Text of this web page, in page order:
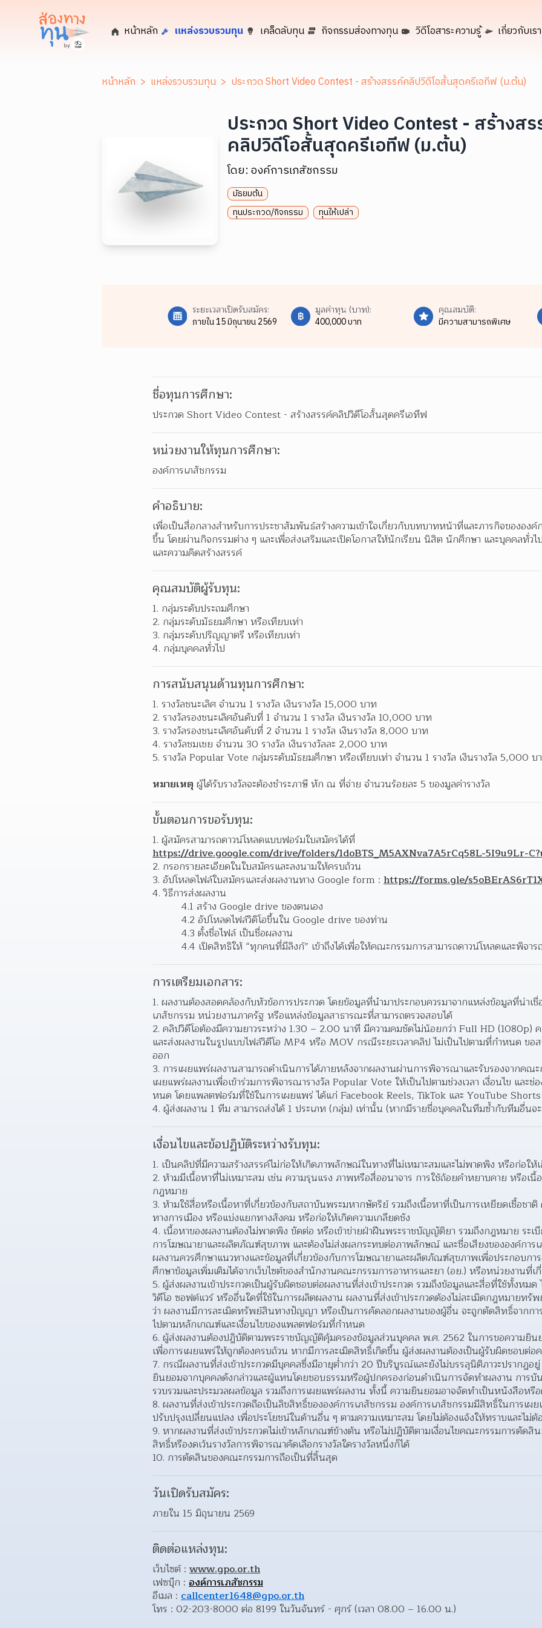
หน้าหลัก แหล่งรวบรวมทุน เคล็ดลับทุน กิจกรรมส่องทางทุน วิดีโอสาระความรู้ เกี่ยวกับเรา
หน้าหลัก > แหล่งรวบรวมทุน > ประกวด Short Video Contest - สร้างสรรค์คลิปวิดีโอสั้นสุดครีเอทีฟ (ม.ต้น)
ประกวด Short Video Contest - สร้างส
คลิปวิดีโอสั้นสุดครีเอทีฟ (ม.ต้น)
โดย: องค์การเภสัชกรรม
มัธยมต้น
ทุนประกวด/กิจกรรม
ทุนให้เปล่า
ระยะเวลาเปิดรับสมัคร:
ภายใน 15 มิถุนายน 2569
มูลค่าทุน (บาท):
400,000 บาท
คุณสมบัติ:
มีความสามารถพิเศษ
ชื่อทุนการศึกษา:
ประกวด Short Video Contest - สร้างสรรค์คลิปวิดีโอสั้นสุดครีเอทีฟ
หน่วยงานให้ทุนการศึกษา:
องค์การเภสัชกรรม
คำอธิบาย:
เพื่อเป็นสื่อกลางสําหรับการประชาสัมพันธ์สร้างความเข้าใจเกี่ยวกับบทบาทหน้าที่และภารกิจขององ
ขึ้น โดยผ่านกิจกรรมต่าง ๆ และเพื่อส่งเสริมและเปิดโอกาสให้นักเรียน นิสิต นักศึกษา และบุคคลทั่วไ
และความคิดสร้างสรรค์
คุณสมบัติผู้รับทุน:
กลุ่มระดับประถมศึกษา
กลุ่มระดับมัธยมศึกษา หรือเทียบเท่า
กลุ่มระดับปริญญาตรี หรือเทียบเท่า
กลุ่มบุคคลทั่วไป
การสนับสนุนด้านทุนการศึกษา:
รางวัลชนะเลิศ จํานวน 1 รางวัล เงินรางวัล 15,000 บาท
รางวัลรองชนะเลิศอันดับที่ 1 จํานวน 1 รางวัล เงินรางวัล 10,000 บาท
รางวัลรองชนะเลิศอันดับที่ 2 จํานวน 1 รางวัล เงินรางวัล 8,000 บาท
รางวัลชมเชย จํานวน 30 รางวัล เงินรางวัลละ 2,000 บาท
รางวัล Popular Vote กลุ่มระดับมัธยมศึกษา หรือเทียบเท่า จํานวน 1 รางวัล เงินรางวัล 5,000 บ
หมายเหตุ ผู้ได้รับรางวัลจะต้องชําระภาษี หัก ณ ที่จ่าย จํานวนร้อยละ 5 ของมูลค่ารางวัล
ขั้นตอนการขอรับทุน:
https://drive.google.com/drive/folders/1doBTS_M5AXNva7A5rCq58L-5I9u9Lr-
2. กรอกรายละเอียดในใบสมัครและลงนามให้ครบถ้วน
3. อัปโหลดไฟล์ใบสมัครและส่งผลงานทาง Google form : https://forms.gle/
4. วิธีการส่งผลงาน
4.1 สร้าง Google drive ของตนเอง
4.2 อัปโหลดไฟล์วิดิโอขึ้นใน Google drive ของท่าน
4.3 ตั้งชื่อไฟล์ เป็นชื่อผลงาน
4.4 เปิดสิทธิให้ “ทุกคนที่มีลิงก์” เข้าถึงได้เพื่อให้คณะกรรมการสามารถดาวน์โหลดและพิจา
การเตรียมเอกสาร:
ผลงานต้องสอดคล้องกับหัวข้อการประกวด โดยข้อมูลที่นํามาประกอบควรมาจากแหล่งข้อมูลที่น่าเชื่
เภสัชกรรม หน่วยงานภาครัฐ หรือแหล่งข้อมูลสาธารณะที่สามารถตรวจสอบได้
คลิปวิดีโอต้องมีความยาวระหว่าง 1.30 – 2.00 นาที มีความคมชัดไม่น้อยกว่า Full HD (1080p)
และส่งผลงานในรูปแบบไฟล์วิดีโอ MP4 หรือ MOV กรณีระยะเวลาคลิป ไม่เป็นไปตามที่กําหนด ข
ออก
การเผยแพร่ผลงานสามารถดําเนินการได้ภายหลังจากผลงานผ่านการพิจารณาและรับรองจากคณ
เผยแพร่ผลงานเพื่อเข้าร่วมการพิจารณารางวัล Popular Vote ให้เป็นไปตามช่วงเวลา เงื่อนไข และ
หนด โดยแพลตฟอร์มที่ใช้ในการเผยแพร่ ได้แก่ Facebook Reels, TikTok และ YouTube Shorts
ผู้ส่งผลงาน 1 ทีม สามารถส่งได้ 1 ประเภท (กลุ่ม) เท่านั้น (หากมีรายชื่อบุคคลในทีมซ้ำกับทีมอื่น
เงื่อนไขและข้อปฏิบัติระหว่างรับทุน:
เป็นคลิปที่มีความสร้างสรรค์ไม่ก่อให้เกิดภาพลักษณ์ในทางที่ไม่เหมาะสมและไม่พาดพิง หรือก่อให้
ห้ามมีเนื้อหาที่ไม่เหมาะสม เช่น ความรุนแรง ภาพหรือสื่ออนาจาร การใช้ถ้อยคําหยาบคาย หรือเ
กฎหมาย
ห้ามใช้สื่อหรือเนื้อหาที่เกี่ยวข้องกับสถาบันพระมหากษัตริย์ รวมถึงเนื้อหาที่เป็นการเหยียดเชื้อชา
ทางการเมือง หรือแบ่งแยกทางสังคม หรือก่อให้เกิดความเกลียดชัง
เนื้อหาของผลงานต้องไม่พาดพิง ขัดต่อ หรือเข้าข่ายฝ่าฝืนพระราชบัญญัติยา รวมถึงกฎหมาย ระ
การโฆษณายาและผลิตภัณฑ์สุขภาพ และต้องไม่ส่งผลกระทบต่อภาพลักษณ์ และชื่อเสียงขององค์การ
ผลงานควรศึกษาแนวทางและข้อมูลที่เกี่ยวข้องกับการโฆษณายาและผลิตภัณฑ์สุขภาพเพื่อประกอบกา
ศึกษาข้อมูลเพิ่มเติมได้จากเว็บไซต์ของสํานักงานคณะกรรมการอาหารและยา (อย.) หรือหน่วยงานที่เ
ผู้ส่งผลงานเข้าประกวดเป็นผู้รับผิดชอบต่อผลงานที่ส่งเข้าประกวด รวมถึงข้อมูลและสื่อที่ใช้ทั้งหม
วิดีโอ ซอฟต์แวร์ หรืออื่นใดที่ใช้ในการผลิตผลงาน ผลงานที่ส่งเข้าประกวดต้องไม่ละเมิดกฎหมายท
ว่า ผลงานมีการละเมิดทรัพย์สินทางปัญญา หรือเป็นการคัดลอกผลงานของผู้อื่น จะถูกตัดสิทธิ์จากก
ไปตามหลักเกณฑ์และเงื่อนไขของแพลตฟอร์มที่กําหนด
ผู้ส่งผลงานต้องปฏิบัติตามพระราชบัญญัติคุ้มครองข้อมูลส่วนบุคคล พ.ศ. 2562 ในการขอความยิ
เพื่อการเผยแพร่ให้ถูกต้องครบถ้วน หากมีการละเมิดสิทธิ์เกิดขึ้น ผู้ส่งผลงานต้องเป็นผู้รับผิดชอบต่อ
กรณีผลงานที่ส่งเข้าประกวดมีบุคคลซึ่งมีอายุต่ำกว่า 20 ปีบริบูรณ์และยังไม่บรรลุนิติภาวะปรากฏอ
ยินยอมจากบุคคลดังกล่าวและผู้แทนโดยชอบธรรมหรือผู้ปกครองก่อนดําเนินการจัดทําผลงาน การ
รวบรวมและประมวลผลข้อมูล รวมถึงการเผยแพร่ผลงาน ทั้งนี้ ความยินยอมอาจจัดทําเป็นหนังสือหรื
ผลงานที่ส่งเข้าประกวดถือเป็นลิขสิทธิ์ขององค์การเภสัชกรรม องค์การเภสัชกรรมมีสิทธิ์ในการเ
ปรับปรุงเปลี่ยนแปลง เพื่อประโยชน์ในด้านอื่น ๆ ตามความเหมาะสม โดยไม่ต้องแจ้งให้ทราบและไม่ต้
หากผลงานที่ส่งเข้าประกวดไม่เข้าหลักเกณฑ์ข้างต้น หรือไม่ปฏิบัติตามเงื่อนไขคณะกรรมการตัดสิ
สิทธิ์หรืองดเว้นรางวัลการพิจารณาคัดเลือกรางวัลใดรางวัลหนึ่งก็ได้
การตัดสินของคณะกรรมการถือเป็นที่สิ้นสุด
วันเปิดรับสมัคร:
ภายใน 15 มิถุนายน 2569
ติดต่อแหล่งทุน:
เว็บไซต์ : www.gpo.or.th
เฟซบุ๊ก : องค์การเภสัชกรรม
อีเมล : callcenter1648@gpo.or.th
โทร : 02-203-8000 ต่อ 8199 ในวันจันทร์ - ศุกร์ (เวลา 08.00 – 16.00 น.)